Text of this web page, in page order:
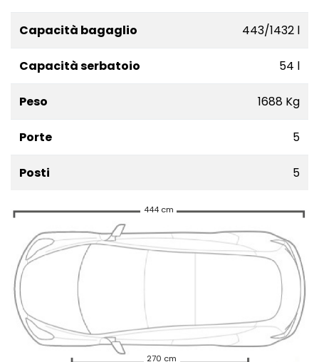
Capacità bagaglio 443/1432 l
Capacità serbatoio 54 l
Peso 1688 Kg
Porte 5
Posti 5
444 cm
270 cm